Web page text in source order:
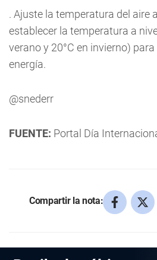
. Ajuste la temperatura del aire
establecer la temperatura a
verano y 20°C en invierno)
energía.
@snederr
FUENTE: Portal Día
Compartir la nota: